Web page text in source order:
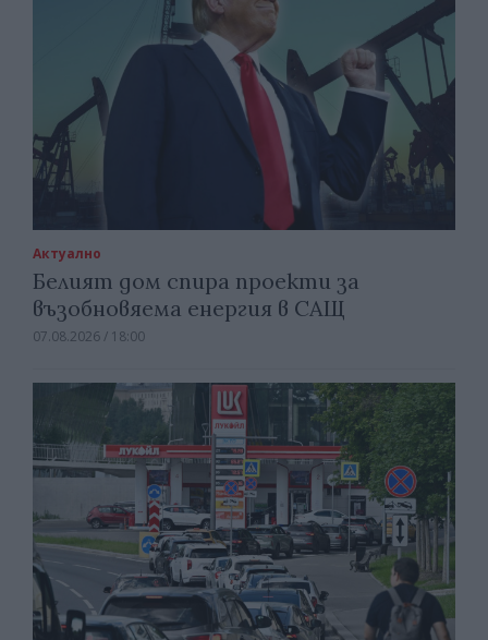
Актуално
Белият дом спира проекти за
възобновяема енергия в САЩ
07.08.2026 / 18:00